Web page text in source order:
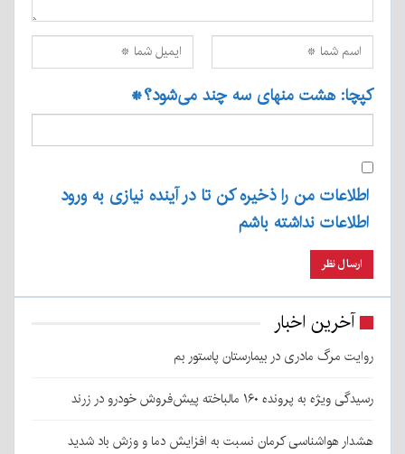
کپچا: هشت منهای سه چند می‌شود؟*
اطلاعات من را ذخیره کن تا در آینده نیازی به ورود
اطلاعات نداشته باشم
آخرین اخبار
روایت مرگ مادری در بیمارستان پاستور بم
رسیدگی ویژه به پرونده ۱۶۰ مالباخته پیش‌فروش خودرو در زرند
هشدار هواشناسی کرمان نسبت به افزایش دما و وزش باد شدید